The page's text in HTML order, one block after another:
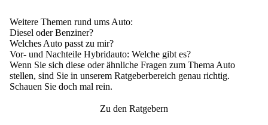
Weitere Themen rund ums Auto:
Diesel oder Benziner?
Welches Auto passt zu mir?
Vor- und Nachteile Hybridauto: Welche gibt es?
Wenn Sie sich diese oder ähnliche Fragen zum Thema Auto
stellen, sind Sie in unserem Ratgeberbereich genau richtig.
Schauen Sie doch mal rein.
Zu den Ratgebern